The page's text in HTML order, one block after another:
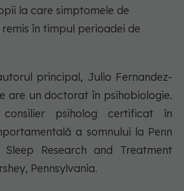
la care simptomele de
remis în timpul perioadei de
principal, Julio Fernandez-
are un doctorat în psihobiologie.
psiholog certificat în
a somnului la Penn
Research and Treatment
Pennsylvania.